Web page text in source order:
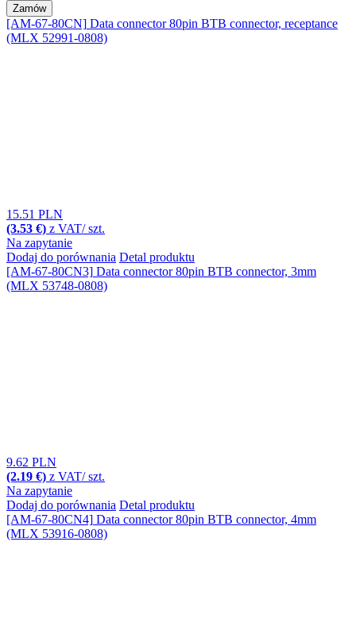
Zamów
[AM-67-80CN] Data connector 80pin BTB connector, receptance
(MLX 52991-0808)
15.51 PLN
(3.53 €) z VAT/ szt.
Na zapytanie
Dodaj do porównania Detal produktu
[AM-67-80CN3] Data connector 80pin BTB connector, 3mm
(MLX 53748-0808)
9.62 PLN
(2.19 €) z VAT/ szt.
Na zapytanie
Dodaj do porównania Detal produktu
[AM-67-80CN4] Data connector 80pin BTB connector, 4mm
(MLX 53916-0808)